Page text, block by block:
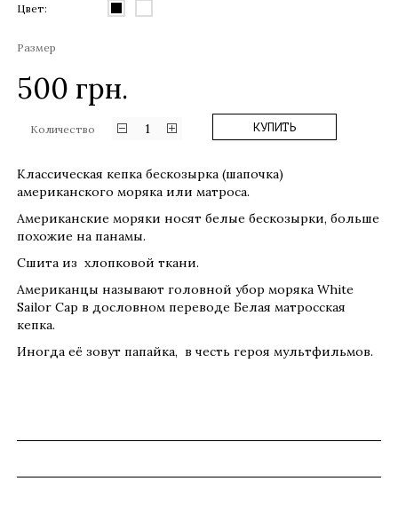
Цвет:
Размер
500 грн.
Количество 1 КУПИТЬ
Классическая кепка бескозырка (шапочка)
американского моряка или матроса.
Американские моряки носят белые бескозырки, больше
похожие на панамы.
Сшита из хлопковой ткани.
Американцы называют головной убор моряка White
Sailor Cap в дословном переводе Белая матросская
кепка.
Иногда её зовут папайка, в честь героя мультфильмов.